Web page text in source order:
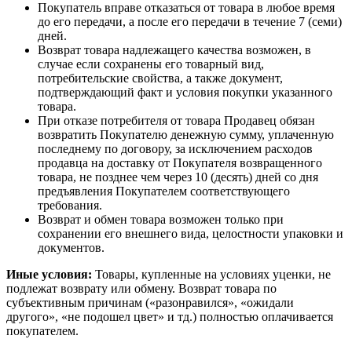
Покупатель вправе отказаться от товара в любое время
до его передачи, а после его передачи в течение 7 (семи)
дней.
Возврат товара надлежащего качества возможен, в
случае если сохранены его товарный вид,
потребительские свойства, а также документ,
подтверждающий факт и условия покупки указанного
товара.
При отказе потребителя от товара Продавец обязан
возвратить Покупателю денежную сумму, уплаченную
последнему по договору, за исключением расходов
продавца на доставку от Покупателя возвращенного
товара, не позднее чем через 10 (десять) дней со дня
предъявления Покупателем соответствующего
требования.
Возврат и обмен товара возможен только при
сохранении его внешнего вида, целостности упаковки и
документов.
Иные условия: Товары, купленные на условиях уценки, не
подлежат возврату или обмену. Возврат товара по
субъективным причинам («разонравился», «ожидали
другого», «не подошел цвет» и тд.) полностью оплачивается
покупателем.